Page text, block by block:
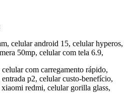
celular android 15, celular hyperos,
50mp, celular com tela 6.9,
com carregamento rápido,
p2, celular custo-benefício,
redmi, celular gorilla glass,